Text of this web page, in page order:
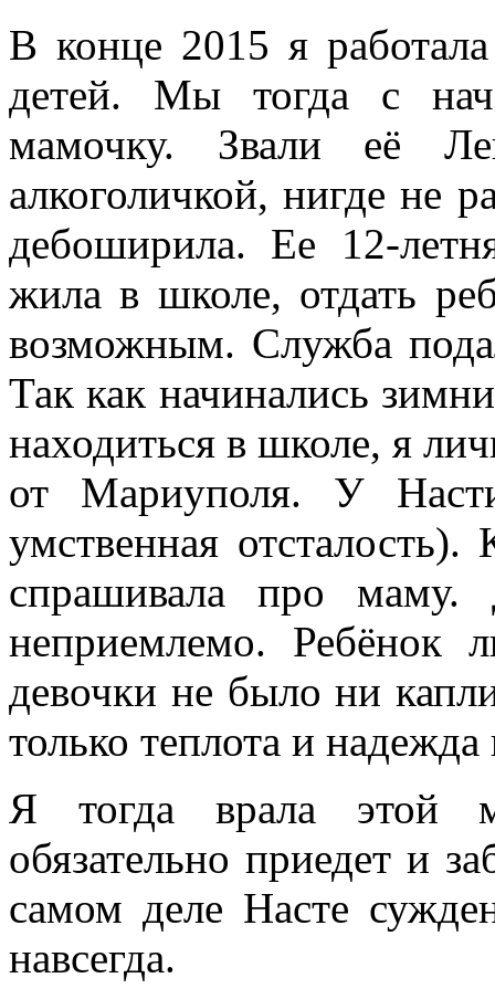
В конце 2015 я
детей. Мы тогда с
мамочку. Звали её
алкоголичкой, нигде не
дебоширила. Ее 12-
жила в школе, отдать
возможным. Служба
Так как начинались
находиться в школе, я
от Мариуполя. У
умственная
спрашивала про
неприемлемо.
девочки не было ни
только теплота и надежда
Я тогда врала этой
обязательно приедет и
самом деле Насте
навсегда.